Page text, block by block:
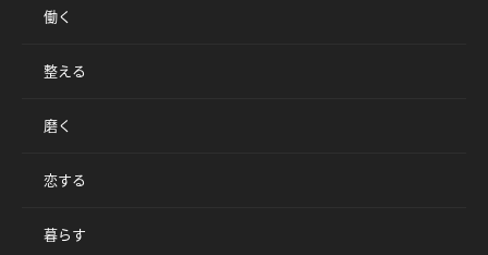
働く
整える
磨く
恋する
暮らす